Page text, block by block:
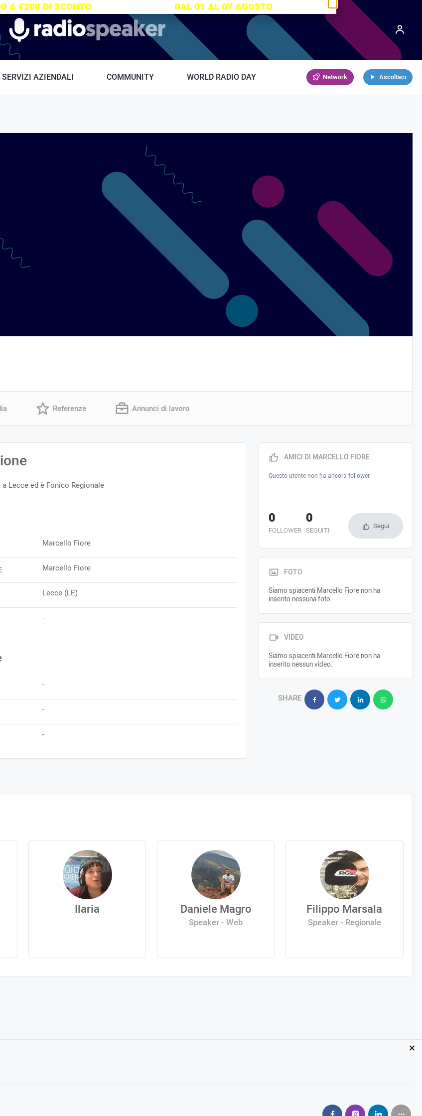
Radiospeaker.it
SERVIZI AZIENDALI COMMUNITY WORLD RADIO DAY Network Ascoltaci
Referenze Annunci di lavoro
Lecce ed è Fonico Regionale
Marcello Fiore
Marcello Fiore
Lecce (LE)
-
-
-
-
AMICI DI MARCELLO FIORE
Questo utente non ha ancora follower.
FOLLOWER
0
SEGUITI
0 Segui
FOTO
Siamo spiacenti Marcello Fiore non ha
inserito nessuna foto.
VIDEO
Siamo spiacenti Marcello Fiore non ha
inserito nessun video.
SHARE
Ilaria Daniele Magro
Speaker - Web
Filippo Marsala
Speaker - Regionale
A €200 DI SCONTO DAL 01 AL 07 AGOSTO